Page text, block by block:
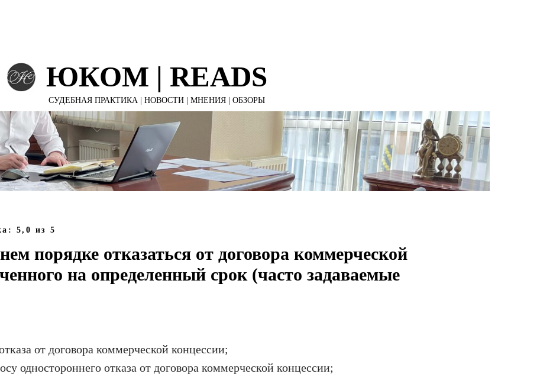
ЮКОМ | READS
СУДЕБНАЯ ПРАКТИКА | НОВОСТИ | МНЕНИЯ | ОБЗОРЫ
5,0 из 5
порядке отказаться от договора коммерческой
на определенный срок (часто задаваемые
от договора коммерческой концессии;
одностороннего отказа от договора коммерческой концессии;